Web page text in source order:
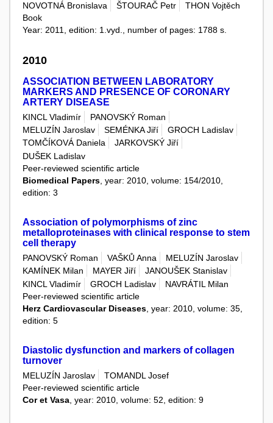
NOVOTNÁ Bronislava
ŠTOURAČ Petr
THON Vojtěch
Book
Year: 2011, edition: 1.vyd., number of pages: 1788 s.
2010
ASSOCIATION BETWEEN LABORATORY
MARKERS AND PRESENCE OF CORONARY
ARTERY DISEASE
KINCL Vladimír
PANOVSKÝ Roman
MELUZÍN Jaroslav
SEMÉNKA Jiří
GROCH Ladislav
TOMČÍKOVÁ Daniela
JARKOVSKÝ Jiří
DUŠEK Ladislav
Peer-reviewed scientific article
Biomedical Papers , year: 2010, volume: 154/2010,
edition: 3
Association of polymorphisms of zinc
metalloproteinases with clinical response to stem
cell therapy
PANOVSKÝ Roman VAŠKŮ Anna
MELUZÍN Jaroslav
KAMÍNEK Milan
MAYER Jiří
JANOUŠEK Stanislav
KINCL Vladimír
GROCH Ladislav
NAVRÁTIL Milan
Peer-reviewed scientific article
Herz Cardiovascular Diseases , year: 2010, volume: 35,
edition: 5
Diastolic dysfunction and markers of collagen
turnover
MELUZÍN Jaroslav
TOMANDL Josef
Peer-reviewed scientific article
Cor et Vasa , year: 2010, volume: 52, edition: 9